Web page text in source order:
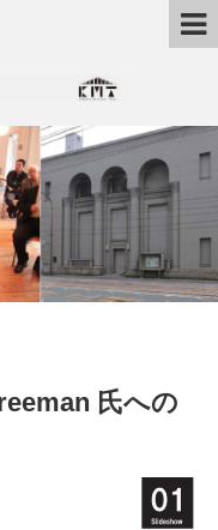
氏への